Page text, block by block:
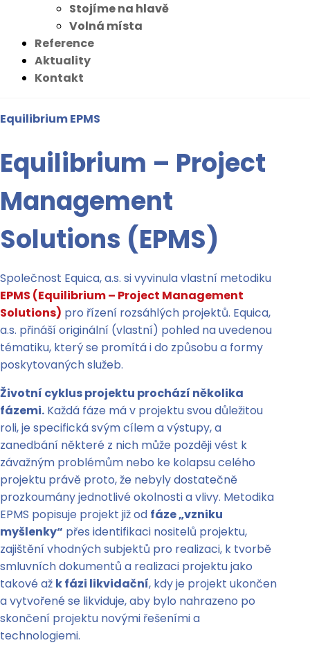
Stojíme na hlavě
Volná místa
Reference
Aktuality
Kontakt
Equilibrium EPMS
Equilibrium – Project
Management
Solutions (EPMS)
Společnost Equica, a.s. si vyvinula vlastní metodiku
EPMS (Equilibrium – Project Management
Solutions) pro řízení rozsáhlých projektů. Equica,
a.s. přináší originální (vlastní) pohled na uvedenou
tématiku, který se promítá i do způsobu a formy
poskytovaných služeb.
Životní cyklus projektu prochází několika
fázemi. Každá fáze má v projektu svou důležitou
roli, je specifická svým cílem a výstupy, a
zanedbání některé z nich může později vést k
závažným problémům nebo ke kolapsu celého
projektu právě proto, že nebyly dostatečně
prozkoumány jednotlivé okolnosti a vlivy. Metodika
EPMS popisuje projekt již od fáze „vzniku
myšlenky“ přes identifikaci nositelů projektu,
zajištění vhodných subjektů pro realizaci, k tvorbě
smluvních dokumentů a realizaci projektu jako
takové až k fázi likvidační, kdy je projekt ukončen
a vytvořené se likviduje, aby bylo nahrazeno po
skončení projektu novými řešeními a
technologiemi.